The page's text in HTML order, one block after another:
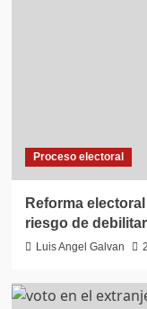
Proceso electoral
Reforma
riesgo de
Luis Angel Galvan